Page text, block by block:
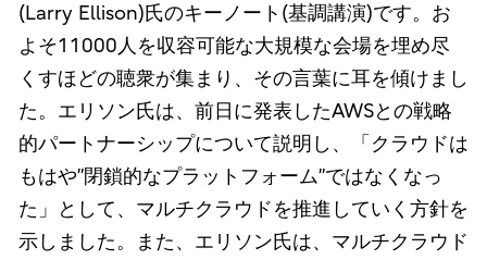
(Larry Ellison)氏のキーノート(基調講演)です。お
よそ11000人を収容可能な大規模な会場を埋め尽
くすほどの聴衆が集まり、その言葉に耳を傾けまし
た。エリソン氏は、前日に発表したAWSとの戦略
的パートナーシップについて説明し、「クラウドは
もはや”閉鎖的なプラットフォーム”ではなくなっ
た」として、マルチクラウドを推進していく方針を
示しました。また、エリソン氏は、マルチクラウド